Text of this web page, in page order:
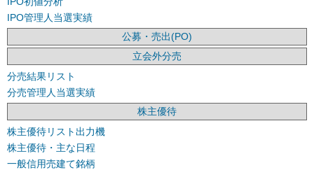
IPO管理人当選実績
公募・売出(PO)
立会外分売
分売結果リスト
分売管理人当選実績
株主優待
株主優待リスト出力機
株主優待・主な日程
一般信用売建て銘柄